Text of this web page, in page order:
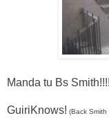
Manda tu Bs
GuiriKnows! (Back Smith